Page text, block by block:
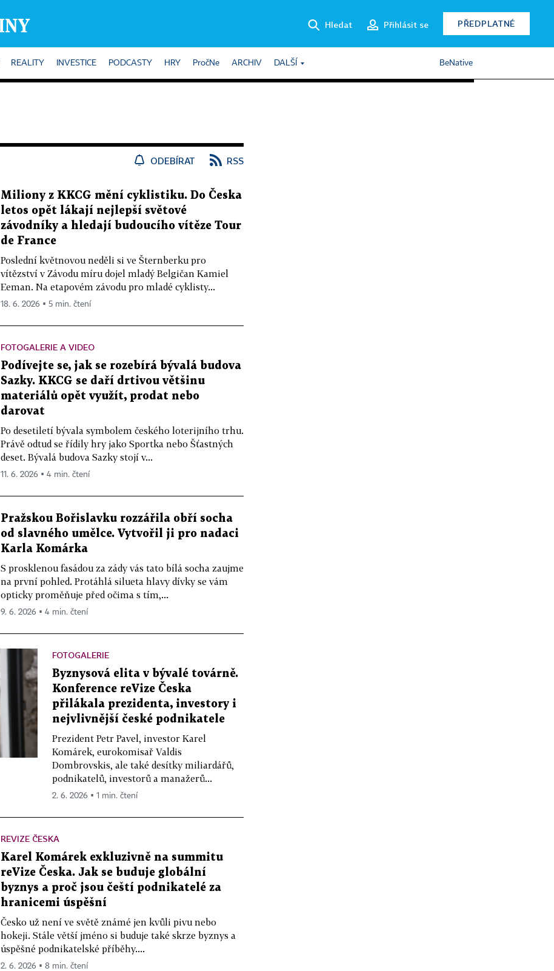
Hledat Přihlásit se PŘEDPLATNÉ
REALITY INVESTICE PODCASTY HRY PročNe ARCHIV DALŠÍ BeNative
ODEBÍRAT RSS
Miliony z KKCG mění cyklistiku. Do Česka
letos opět lákají nejlepší světové
závodníky a hledají budoucího vítěze Tour
de France
Poslední květnovou neděli si ve Šternberku pro
vítězství v Závodu míru dojel mladý Belgičan Kamiel
Eeman. Na etapovém závodu pro mladé cyklisty...
18. 6. 2026 ▪ 5 min. čtení
FOTOGALERIE A VIDEO
Podívejte se, jak se rozebírá bývalá budova
Sazky. KKCG se daří drtivou většinu
materiálů opět využít, prodat nebo
darovat
Po desetiletí bývala symbolem českého loterijního trhu.
Právě odtud se řídily hry jako Sportka nebo Šťastných
deset. Bývalá budova Sazky stojí v...
11. 6. 2026 ▪ 4 min. čtení
Pražskou Bořislavku rozzářila obří socha
od slavného umělce. Vytvořil ji pro nadaci
Karla Komárka
S prosklenou fasádou za zády vás tato bílá socha zaujme
na první pohled. Protáhlá silueta hlavy dívky se vám
opticky proměňuje před očima s tím,...
9. 6. 2026 ▪ 4 min. čtení
FOTOGALERIE
Byznysová elita v bývalé továrně.
Konference reVize Česka
přilákala prezidenta, investory i
nejvlivnější české podnikatele
Prezident Petr Pavel, investor Karel
Komárek, eurokomisař Valdis
Dombrovskis, ale také desítky miliardářů,
podnikatelů, investorů a manažerů...
2. 6. 2026 ▪ 1 min. čtení
REVIZE ČESKA
Karel Komárek exkluzivně na summitu
reVize Česka. Jak se buduje globální
byznys a proč jsou čeští podnikatelé za
hranicemi úspěšní
Česko už není ve světě známé jen kvůli pivu nebo
hokeji. Stále větší jméno si buduje také skrze byznys a
úspěšné podnikatelské příběhy....
2. 6. 2026 ▪ 8 min. čtení